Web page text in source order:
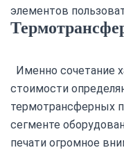
элементов
Именно сочетание
стоимости
термотрансферных
сегменте
печати огромное